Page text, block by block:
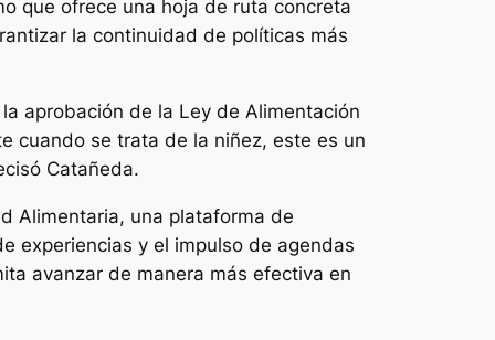
que ofrece una hoja de ruta concreta
la continuidad de políticas más
aprobación de la Ley de Alimentación
cuando se trata de la niñez, este es un
Catañeda.
Alimentaria, una plataforma de
experiencias y el impulso de agendas
avanzar de manera más efectiva en